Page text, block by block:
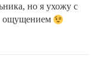
но я ухожу с
ощущением